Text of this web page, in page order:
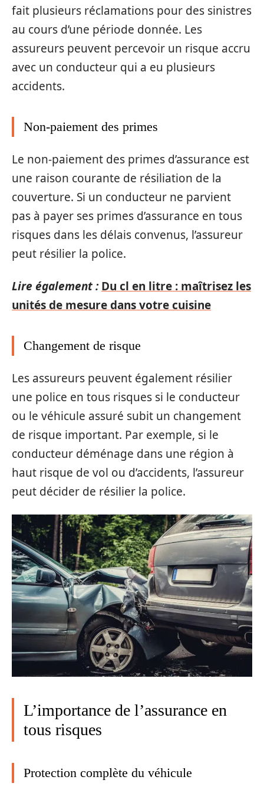
fait plusieurs réclamations pour des sinistres
au cours d’une période donnée. Les
assureurs peuvent percevoir un risque accru
avec un conducteur qui a eu plusieurs
accidents.
Non-paiement des primes
Le non-paiement des primes d’assurance est
une raison courante de résiliation de la
couverture. Si un conducteur ne parvient
pas à payer ses primes d’assurance en tous
risques dans les délais convenus, l’assureur
peut résilier la police.
Lire également : Du cl en litre : maîtrisez les
unités de mesure dans votre cuisine
Changement de risque
Les assureurs peuvent également résilier
une police en tous risques si le conducteur
ou le véhicule assuré subit un changement
de risque important. Par exemple, si le
conducteur déménage dans une région à
haut risque de vol ou d’accidents, l’assureur
peut décider de résilier la police.
L’importance de l’assurance en
tous risques
Protection complète du véhicule